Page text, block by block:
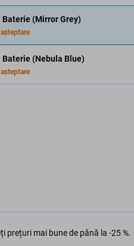
Baterie (Nebula Blue)
Baterie (Mirror Grey)
prețuri mai bune de până la -25 %.